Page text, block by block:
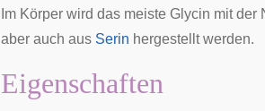
Im Körper wird das meiste Glycin mit
aber auch aus Serin hergestellt werden.
Eigenschaften